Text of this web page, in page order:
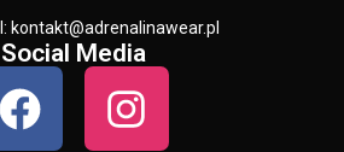
kontakt@adrenalinawear.pl
Social Media